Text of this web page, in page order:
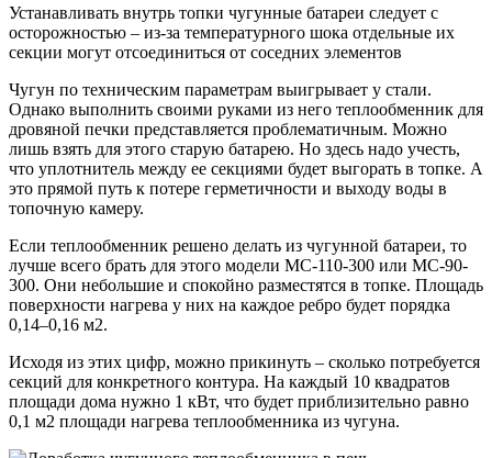
Устанавливать внутрь топки чугунные батареи следует с
осторожностью – из-за температурного шока отдельные их
секции могут отсоединиться от соседних элементов
Чугун по техническим параметрам выигрывает у стали.
Однако выполнить своими руками из него теплообменник для
дровяной печки представляется проблематичным. Можно
лишь взять для этого старую батарею. Но здесь надо учесть,
что уплотнитель между ее секциями будет выгорать в топке. А
это прямой путь к потере герметичности и выходу воды в
топочную камеру.
Если теплообменник решено делать из чугунной батареи, то
лучше всего брать для этого модели МС-110-300 или МС-90-
300. Они небольшие и спокойно разместятся в топке. Площадь
поверхности нагрева у них на каждое ребро будет порядка
0,14–0,16 м2.
Исходя из этих цифр, можно прикинуть – сколько потребуется
секций для конкретного контура. На каждый 10 квадратов
площади дома нужно 1 кВт, что будет приблизительно равно
0,1 м2 площади нагрева теплообменника из чугуна.